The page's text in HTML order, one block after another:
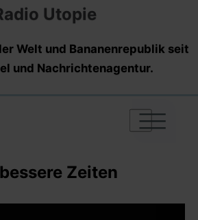
Utopie
Welt und Bananenrepublik seit
und Nachrichtenagentur.
|
|
|
Zeiten